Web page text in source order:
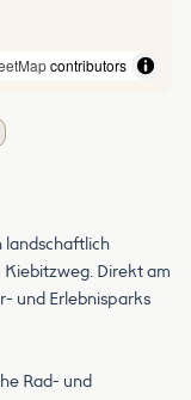
contributors
landschaftlich
Direkt am
und Erlebnisparks
Rad- und